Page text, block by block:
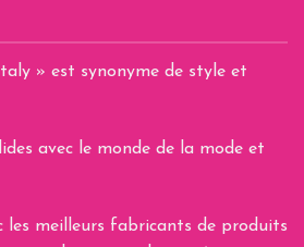
» est synonyme de style et
avec le monde de la mode et
les meilleurs fabricants de produits